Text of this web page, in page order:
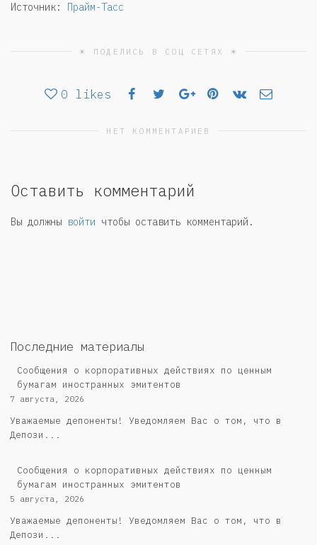
Источник: Прайм-Тасс
☀ ПОДЕЛИСЬ В СОЦ СЕТЯХ ☀
0 likes
НЕТ КОММЕНТАРИЕВ
Оставить комментарий
Вы должны войти чтобы оставить комментарий.
Последние материалы
Сообщения о корпоративных действиях по ценным
бумагам иностранных эмитентов
7 августа, 2026
Уважаемые депоненты! Уведомляем Вас о том, что в
Депози...
Сообщения о корпоративных действиях по ценным
бумагам иностранных эмитентов
5 августа, 2026
Уважаемые депоненты! Уведомляем Вас о том, что в
Депози...